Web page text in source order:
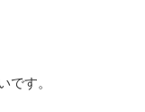
です。